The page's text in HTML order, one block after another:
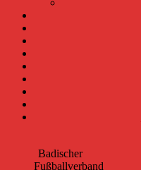
Badischer
Fußballverband